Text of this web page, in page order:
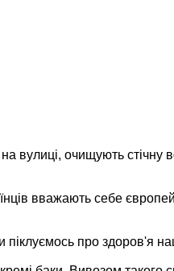
очищують стічну
вважають себе
про здоров'я